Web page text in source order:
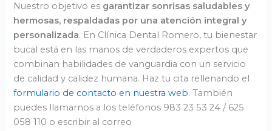
Nuestro objetivo es garantizar sonrisas saludables y
hermosas, respaldadas por una atención integral y
personalizada. En Clínica Dental Romero, tu bienestar
bucal está en las manos de verdaderos expertos que
combinan habilidades de vanguardia con un servicio
de calidad y calidez humana. Haz tu cita rellenando el
formulario de contacto en nuestra web. También
puedes llamarnos a los teléfonos 983 23 53 24 / 625
058 110 o escribir al correo